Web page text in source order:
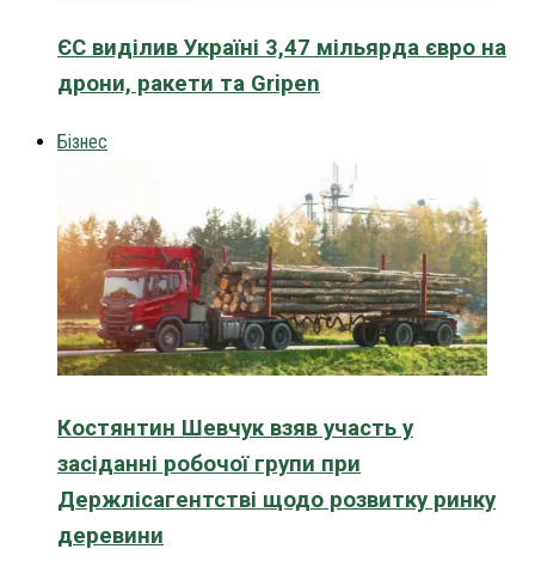
ЄС виділив Україні 3,47 мільярда євро на
дрони, ракети та Gripen
Бізнес
Костянтин Шевчук взяв участь у
засіданні робочої групи при
Держлісагентстві щодо розвитку ринку
деревини